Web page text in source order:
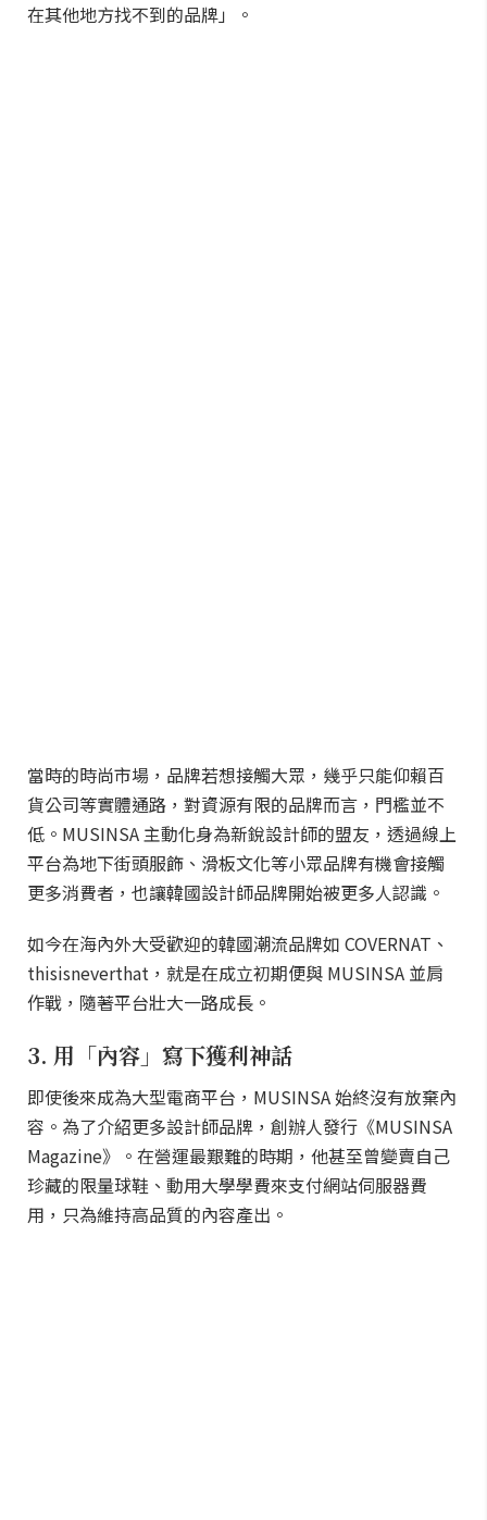
在其他地方找不到的品牌」。
當時的時尚市場，品牌若想接觸大眾，幾乎只能仰賴百
貨公司等實體通路，對資源有限的品牌而言，門檻並不
低。MUSINSA 主動化身為新銳設計師的盟友，透過線上
平台為地下街頭服飾、滑板文化等小眾品牌有機會接觸
更多消費者，也讓韓國設計師品牌開始被更多人認識。
如今在海內外大受歡迎的韓國潮流品牌如 COVERNAT、
thisisneverthat，就是在成立初期便與 MUSINSA 並肩
作戰，隨著平台壯大一路成長。
3. 用「內容」寫下獲利神話
即使後來成為大型電商平台，MUSINSA 始終沒有放棄內
容。為了介紹更多設計師品牌，創辦人發行《MUSINSA
Magazine》。在營運最艱難的時期，他甚至曾變賣自己
珍藏的限量球鞋、動用大學學費來支付網站伺服器費
用，只為維持高品質的內容產出。